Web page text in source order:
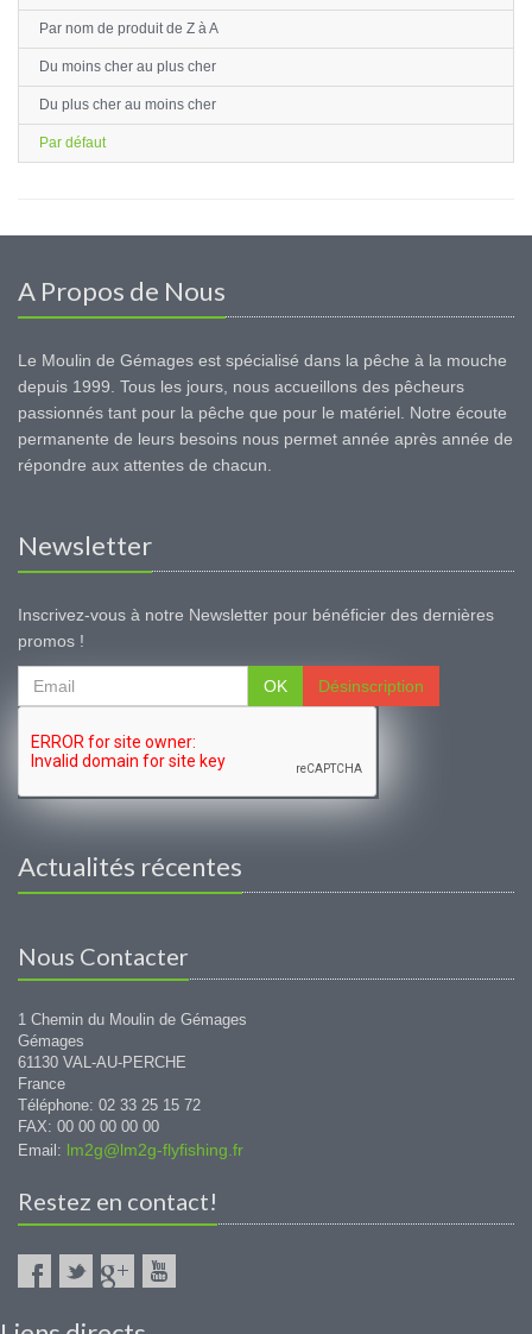
Par nom de produit de Z à A
Du moins cher au plus cher
Du plus cher au moins cher
Par défaut
A Propos de Nous
Le Moulin de Gémages est spécialisé dans la pêche à la mouche
depuis 1999. Tous les jours, nous accueillons des pêcheurs
passionnés tant pour la pêche que pour le matériel. Notre écoute
permanente de leurs besoins nous permet année après année de
répondre aux attentes de chacun.
Newsletter
Inscrivez-vous à notre Newsletter pour bénéficier des dernières
promos !
OK Désinscription
Actualités récentes
Nous Contacter
1 Chemin du Moulin de Gémages
Gémages
61130 VAL-AU-PERCHE
France
Téléphone: 02 33 25 15 72
FAX: 00 00 00 00 00
Email: lm2g@lm2g-flyfishing.fr
Restez en contact!